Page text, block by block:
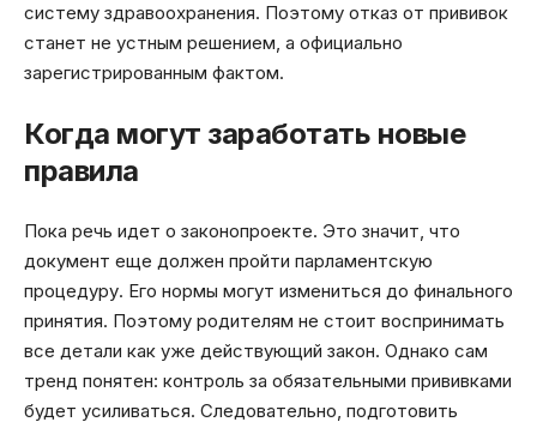
систему здравоохранения. Поэтому отказ от прививок
станет не устным решением, а официально
зарегистрированным фактом.
Когда могут заработать новые
правила
Пока речь идет о законопроекте. Это значит, что
документ еще должен пройти парламентскую
процедуру. Его нормы могут измениться до финального
принятия. Поэтому родителям не стоит воспринимать
все детали как уже действующий закон. Однако сам
тренд понятен: контроль за обязательными прививками
будет усиливаться. Следовательно, подготовить